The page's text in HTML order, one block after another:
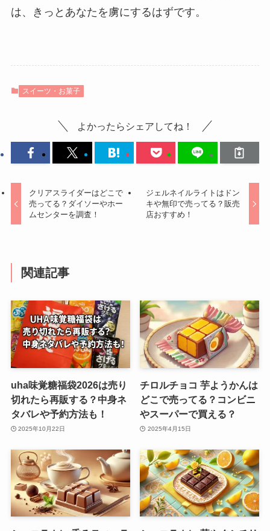
は、きっとあなたを虜にするはずです。
スイーツ・お菓子
よかったらシェアしてね！
クリアスライダーはどこで
売ってる？ダイソーやホー
ムセンターを調査！
ジェルネイルライトはドン
キや無印で売ってる？販売
店おすすめ！
関連記事
uha味覚糖福袋2026は売り
切れたら再販する？中身ネ
タバレや予約方法も！
2025年10月22日
チロルチョコ 芋ようかんは
どこで売ってる？コンビニ
やスーパーで買える？
2025年4月15日